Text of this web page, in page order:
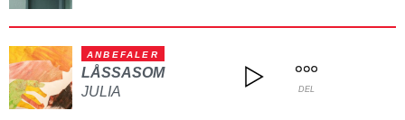
ANBEFALER
LÅSSASOM
JULIA
DEL